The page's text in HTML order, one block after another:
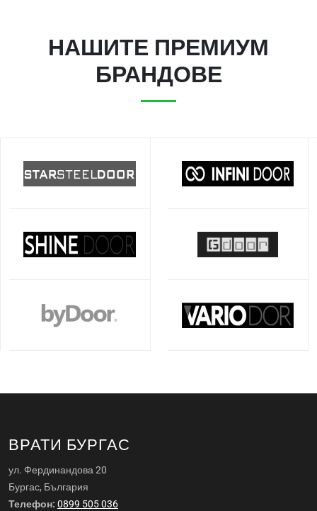
НАШИТЕ ПРЕМИУМ
БРАНДОВЕ
ВРАТИ БУРГАС
ул. Фердинандова 20
Бургас, България
Телефон: 0899 505 036